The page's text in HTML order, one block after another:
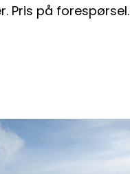
Pris på forespørsel.